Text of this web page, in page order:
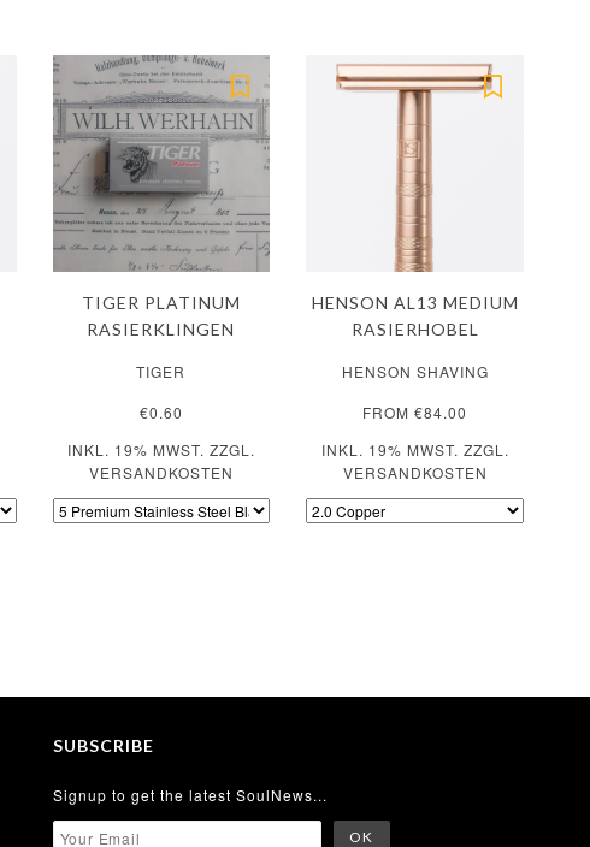
TIGER PLATINUM
RASIERKLINGEN
TIGER
€0.60
INKL. 19% MWST. ZZGL.
VERSANDKOSTEN
HENSON AL13 MEDIUM
RASIERHOBEL
HENSON SHAVING
FROM €84.00
INKL. 19% MWST. ZZGL.
VERSANDKOSTEN
SUBSCRIBE
Signup to get the latest SoulNews...